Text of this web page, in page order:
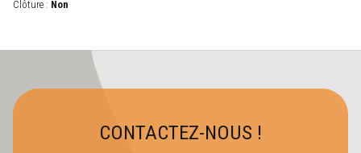
Clôture : Non
CONTACTEZ-NOUS !